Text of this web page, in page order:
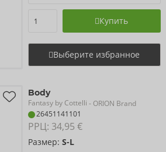
Купить
Выберите избранное
Body
Fantasy by Cottelli - ORION Brand
26451141101
РРЦ: 34,95 €
Размер: S-L